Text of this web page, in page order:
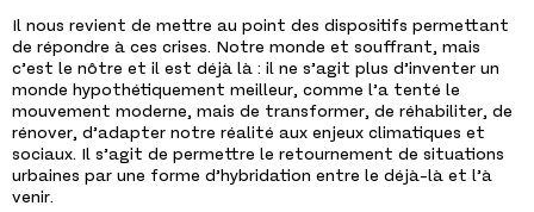
Il nous revient de mettre au point des dispositifs permettant
de répondre à ces crises. Notre monde et souffrant, mais
c’est le nôtre et il est déjà là : il ne s’agit plus d’inventer un
monde hypothétiquement meilleur, comme l’a tenté le
mouvement moderne, mais de transformer, de réhabiliter, de
rénover, d’adapter notre réalité aux enjeux climatiques et
sociaux. Il s’agit de permettre le retournement de situations
urbaines par une forme d’hybridation entre le déjà-là et l’à
venir.